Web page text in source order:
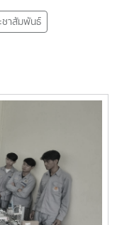
ชาสัมพันธ์